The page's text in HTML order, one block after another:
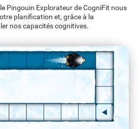
Pingouin Explorateur de CogniFit nous
planification et, grâce à la
nos capacités cognitives.